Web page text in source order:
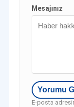
Mesajınız
E-posta